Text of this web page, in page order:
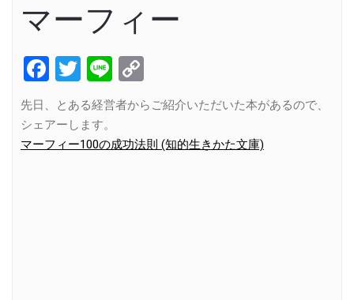
マーフィー
Facebook
Twitter
Line
Link
先日、とある経営者からご紹介いただいた本があるので、
シェアーします。
マーフィー100の成功法則 (知的生きかた文庫)